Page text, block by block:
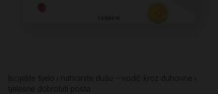
Iscijelite tijelo i nahranite dušu – vodič kroz duhovne i
tjelesne dobrobiti posta